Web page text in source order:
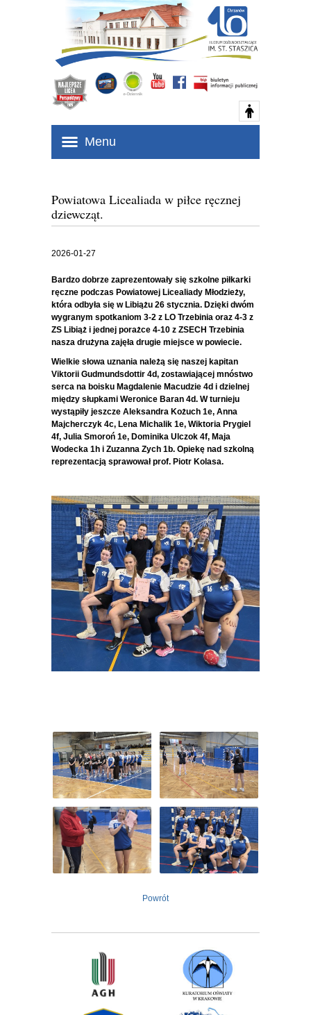
Menu
Powiatowa Licealiada w piłce ręcznej
dziewcząt.
2026-01-27
Bardzo dobrze zaprezentowały się szkolne piłkarki
ręczne podczas Powiatowej Licealiady Młodzieży,
która odbyła się w Libiążu 26 stycznia. Dzięki dwóm
wygranym spotkaniom 3-2 z LO Trzebinia oraz 4-3 z
ZS Libiąż i jednej porażce 4-10 z ZSECH Trzebinia
nasza drużyna zajęła drugie miejsce w powiecie.
Wielkie słowa uznania należą się naszej kapitan
Viktorii Gudmundsdottir 4d, zostawiającej mnóstwo
serca na boisku Magdalenie Macudzie 4d i dzielnej
między słupkami Weronice Baran 4d. W turnieju
wystąpiły jeszcze Aleksandra Kożuch 1e, Anna
Majcherczyk 4c, Lena Michalik 1e, Wiktoria Prygiel
4f, Julia Smoroń 1e, Dominika Ulczok 4f, Maja
Wodecka 1h i Zuzanna Zych 1b. Opiekę nad szkolną
reprezentacją sprawował prof. Piotr Kolasa.
Powrót